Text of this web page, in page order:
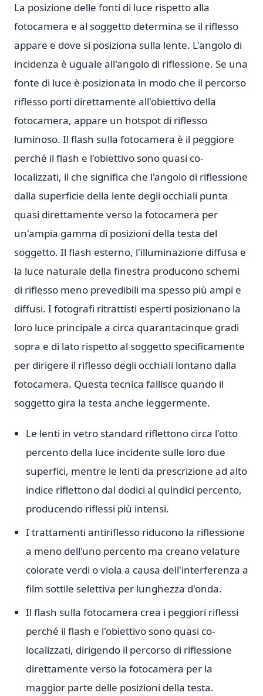
La posizione delle fonti di luce rispetto alla
fotocamera e al soggetto determina se il riflesso
appare e dove si posiziona sulla lente. L'angolo di
incidenza è uguale all'angolo di riflessione. Se una
fonte di luce è posizionata in modo che il percorso
riflesso porti direttamente all'obiettivo della
fotocamera, appare un hotspot di riflesso
luminoso. Il flash sulla fotocamera è il peggiore
perché il flash e l'obiettivo sono quasi co-
localizzati, il che significa che l'angolo di riflessione
dalla superficie della lente degli occhiali punta
quasi direttamente verso la fotocamera per
un'ampia gamma di posizioni della testa del
soggetto. Il flash esterno, l'illuminazione diffusa e
la luce naturale della finestra producono schemi
di riflesso meno prevedibili ma spesso più ampi e
diffusi. I fotografi ritrattisti esperti posizionano la
loro luce principale a circa quarantacinque gradi
sopra e di lato rispetto al soggetto specificamente
per dirigere il riflesso degli occhiali lontano dalla
fotocamera. Questa tecnica fallisce quando il
soggetto gira la testa anche leggermente.
Le lenti in vetro standard riflettono circa l'otto
percento della luce incidente sulle loro due
superfici, mentre le lenti da prescrizione ad alto
indice riflettono dal dodici al quindici percento,
producendo riflessi più intensi.
I trattamenti antiriflesso riducono la riflessione
a meno dell'uno percento ma creano velature
colorate verdi o viola a causa dell'interferenza a
film sottile selettiva per lunghezza d'onda.
Il flash sulla fotocamera crea i peggiori riflessi
perché il flash e l'obiettivo sono quasi co-
localizzati, dirigendo il percorso di riflessione
direttamente verso la fotocamera per la
maggior parte delle posizioni della testa.